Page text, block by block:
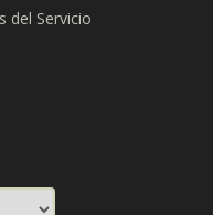
del Servicio